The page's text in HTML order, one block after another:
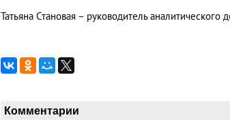
Татьяна Становая – руководитель
Комментарии